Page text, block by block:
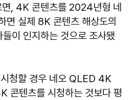
면, 4K 콘텐츠를 2024년형 네
실제 8K 콘텐츠 해상도의
이 인지하는 것으로 조사됐
청할 경우 네오 QLED 4K
콘텐츠를 시청하는 것보다 평